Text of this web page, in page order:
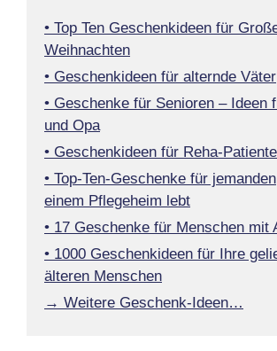
• Top Ten Geschenkideen für
Weihnachten
• Geschenkideen für alternde Väter
• Geschenke für Senioren – Ideen
und Opa
• Geschenkideen für Reha-
• Top-Ten-Geschenke für
einem Pflegeheim lebt
• 17 Geschenke für Menschen mit
• 1000 Geschenkideen für Ihre
älteren Menschen
→ Weitere Geschenk-Ideen…